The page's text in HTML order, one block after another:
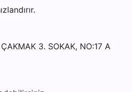
3. SOKAK, NO:17 A